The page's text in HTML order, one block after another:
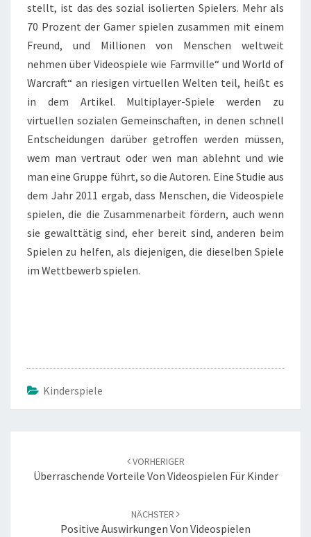
stellt, ist das des sozial isolierten Spielers. Mehr als
70 Prozent der Gamer spielen zusammen mit einem
Freund, und Millionen von Menschen weltweit
nehmen über Videospiele wie Farmville“ und World of
Warcraft“ an riesigen virtuellen Welten teil, heißt es
in dem Artikel. Multiplayer-Spiele werden zu
virtuellen sozialen Gemeinschaften, in denen schnell
Entscheidungen darüber getroffen werden müssen,
wem man vertraut oder wen man ablehnt und wie
man eine Gruppe führt, so die Autoren. Eine Studie aus
dem Jahr 2011 ergab, dass Menschen, die Videospiele
spielen, die die Zusammenarbeit fördern, auch wenn
sie gewalttätig sind, eher bereit sind, anderen beim
Spielen zu helfen, als diejenigen, die dieselben Spiele
im Wettbewerb spielen.
Kinderspiele
VORHERIGER
Überraschende Vorteile Von Videospielen Für Kinder
NÄCHSTER
Positive Auswirkungen Von Videospielen